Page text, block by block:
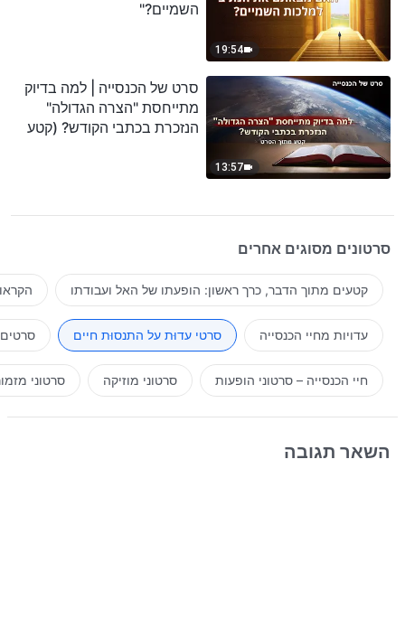
19:54
השמיים?"
13:57
סרט של הכנסייה | למה בדיוק
מתייחסת "הצרה הגדולה"
הנזכרת בכתבי הקודש? (קטע
סרטונים מסוגים אחרים
קטעים מתוך הדבר, כרך ראשון: הופעתו של האל ועבודתו
עדויות מחיי הכנסייה סרטי עדוּת על התנסוּת חיים
חיי הכנסייה – סרטוני הופעות סרטוני מוזיקה סרטוני
השאר תגובה